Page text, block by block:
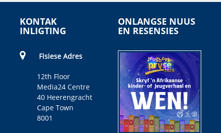
KONTAK
INLIGTING
Fisiese Adres
12th Floor
Media24 Centre
40 Heerengracht
Cape Town
8001
ONLANGSE NUUS
EN RESENSIES